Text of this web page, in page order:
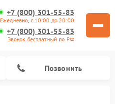
+7 (800) 301-55-83
Ежедневно, с 10:00 до 20:00
+7 (800) 301-55-83
Звонок бесплатный по РФ
Позвонить